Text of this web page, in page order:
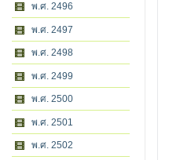
พ.ศ. 2496
พ.ศ. 2497
พ.ศ. 2498
พ.ศ. 2499
พ.ศ. 2500
พ.ศ. 2501
พ.ศ. 2502